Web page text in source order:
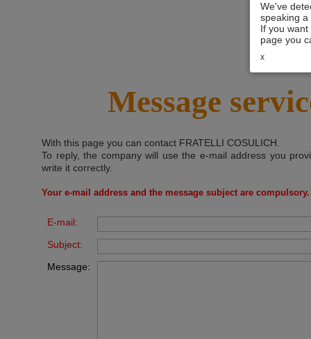
We've
speaking
If you
page you
x
Message
With this page you can contact FRATELLI COSULICH
To reply, the company will use the e-mail address you
write it correctly.
Your e-mail address and the message subject are compulsory.
E-mail:
Subject:
Message: